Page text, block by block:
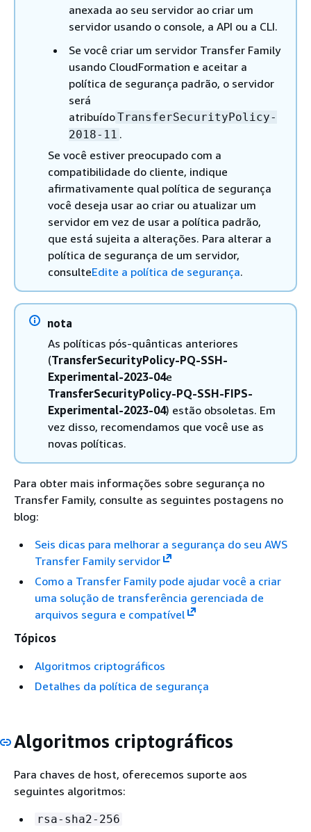
anexada ao seu servidor ao criar um
servidor usando o console, a API ou a CLI.
Se você criar um servidor Transfer Family
usando CloudFormation e aceitar a
política de segurança padrão, o servidor
será
atribuídoTransferSecurityPolicy-
2018-11 .
Se você estiver preocupado com a
compatibilidade do cliente, indique
afirmativamente qual política de segurança
você deseja usar ao criar ou atualizar um
servidor em vez de usar a política padrão,
que está sujeita a alterações. Para alterar a
política de segurança de um servidor,
consulteEdite a política de segurança.
nota
As políticas pós-quânticas anteriores
(TransferSecurityPolicy-PQ-SSH-
Experimental-2023-04e
TransferSecurityPolicy-PQ-SSH-FIPS-
Experimental-2023-04) estão obsoletas. Em
vez disso, recomendamos que você use as
novas políticas.
Para obter mais informações sobre segurança no
Transfer Family, consulte as seguintes postagens no
blog:
Seis dicas para melhorar a segurança do seu AWS
Transfer Family servidor
Como a Transfer Family pode ajudar você a criar
uma solução de transferência gerenciada de
arquivos segura e compatível
Tópicos
Algoritmos criptográficos
Detalhes da política de segurança
Algoritmos criptográficos
Para chaves de host, oferecemos suporte aos
seguintes algoritmos:
rsa-sha2-256